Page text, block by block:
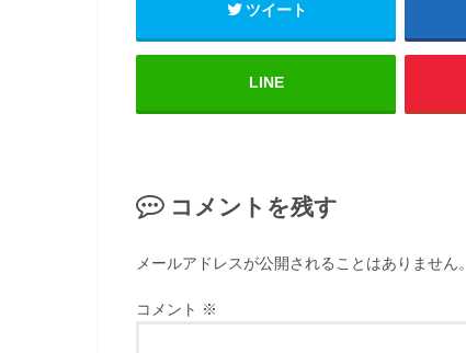
ツイート
LINE
コメントを残す
メールアドレスが公開されることはありません。
コメント ※